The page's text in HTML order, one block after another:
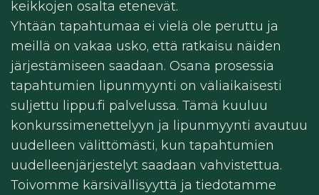
keikkojen osalta etenevät.
Yhtään tapahtumaa ei vielä ole peruttu ja
meillä on vakaa usko, että ratkaisu näiden
järjestämiseen saadaan. Osana prosessia
tapahtumien lipunmyynti on väliaikaisesti
suljettu lippu.fi palvelussa. Tämä kuuluu
konkurssimenettelyyn ja lipunmyynti avautuu
uudelleen välittömästi, kun tapahtumien
uudelleenjärjestelyt saadaan vahvistettua.
Toivomme kärsivällisyyttä ja tiedotamme